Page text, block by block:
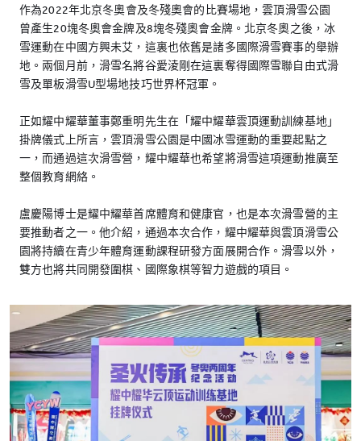
作為2022年北京冬奧會及冬殘奧會的比賽場地，雲頂滑雪公園
曾產生20塊冬奧會金牌及8塊冬殘奧會金牌。北京冬奧之後，冰
雪運動在中國方興未艾，這裏也依舊是諸多國際滑雪賽事的舉辦
地。兩個月前，滑雪名將谷愛淩剛在這裏奪得國際雪聯自由式滑
雪及單板滑雪U型場地技巧世界杯冠軍。
正如耀中耀華董事鄭重明先生在「耀中耀華雲頂運動訓練基地」
掛牌儀式上所言，雲頂滑雪公園是中國冰雪運動的重要起點之
一，而通過這次滑雪營，耀中耀華也希望將滑雪這項運動推廣至
整個教育網絡。
盧慶陽博士是耀中耀華首席體育和健康官，也是本次滑雪營的主
要推動者之一。他介紹，通過本次合作，耀中耀華與雲頂滑雪公
園將持續在青少年體育運動課程研發方面展開合作。滑雪以外，
雙方也將共同開發圍棋、國際象棋等智力遊戲的項目。